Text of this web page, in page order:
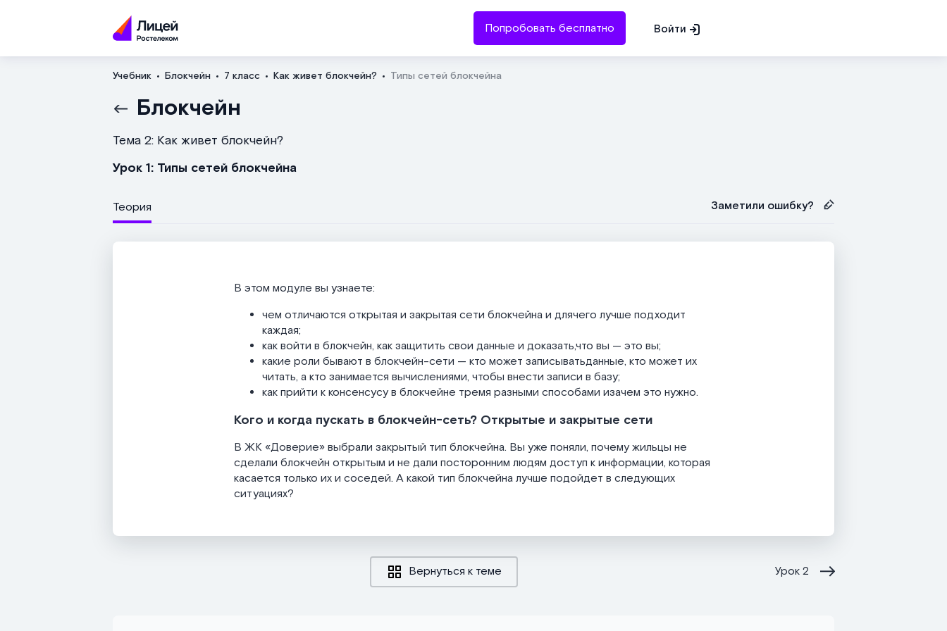
Попробовать бесплатно Войти
Учебник Блокчейн 7 класс Как живет блокчейн? Типы сетей блокчейна
Блокчейн
Тема 2: Как живет блокчейн?
Урок 1: Типы сетей блокчейна
Теория Заметили ошибку?
В этом модуле вы узнаете:
чем отличаются открытая и закрытая сети блокчейна и длячего лучше подходит
каждая;
как войти в блокчейн, как защитить свои данные и доказать,что вы — это вы;
какие роли бывают в блокчейн-сети — кто может записыватьданные, кто может их
читать, а кто занимается вычислениями, чтобы внести записи в базу;
как прийти к консенсусу в блокчейне тремя разными способами изачем это нужно.
Кого и когда пускать в блокчейн-сеть? Открытые и закрытые сети
В ЖК «Доверие» выбрали закрытый тип блокчейна. Вы уже поняли, почему жильцы не
сделали блокчейн открытым и не дали посторонним людям доступ к информации, которая
касается только их и соседей. А какой тип блокчейна лучше подойдет в следующих
ситуациях?
Вернуться к теме Урок2